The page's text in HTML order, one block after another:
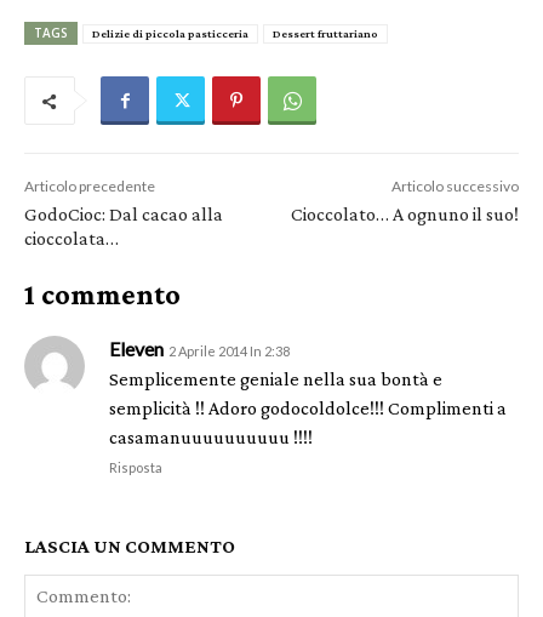
TAGS Delizie di piccola pasticceria Dessert fruttariano
Articolo precedente
GodoCioc: Dal cacao alla
cioccolata…
Articolo successivo
Cioccolato… A ognuno il suo!
1 commento
Eleven 2 Aprile 2014 In 2:38
Semplicemente geniale nella sua bontà e
semplicità !! Adoro godocoldolce!!! Complimenti a
casamanuuuuuuuuuu !!!!
Risposta
LASCIA UN COMMENTO